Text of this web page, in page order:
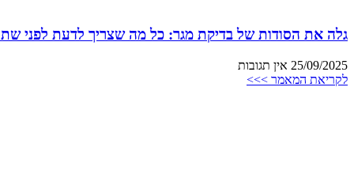
גלה את הסודות של בדיקת מגר: כל מה שצריך לדעת לפני
25/09/2025 אין תגובות
לקריאת המאמר >>>